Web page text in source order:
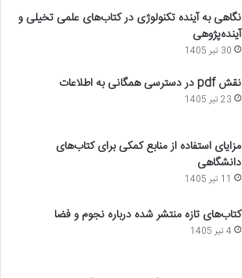
نگاهی به آینده تکنولوژی در کتاب‌های علمی تخیلی و
آینده‌پژوهی
30 تیر 1405
نقش pdf در دسترسی همگانی به اطلاعات
23 تیر 1405
مزایای استفاده از منابع کمکی برای کتاب‌های
دانشگاهی
11 تیر 1405
کتاب‌های تازه منتشر شده درباره نجوم و فضا
4 تیر 1405